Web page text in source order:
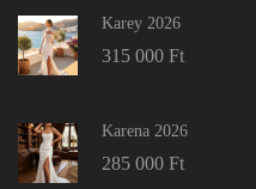
Karey 2026
315 000 Ft
Karena 2026
285 000 Ft